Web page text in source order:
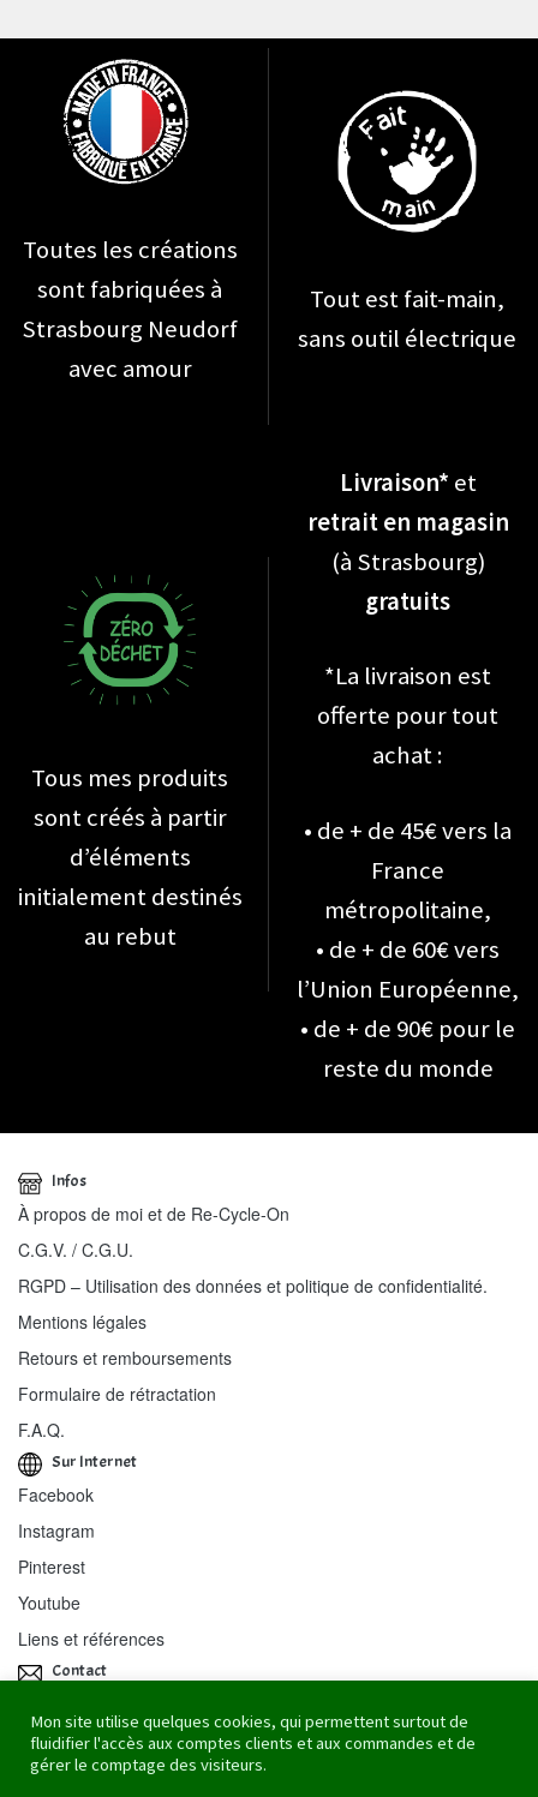
Toutes les créations
sont fabriquées à
Strasbourg Neudorf
avec amour
Tout est fait-main,
sans outil électrique
Tous mes produits
sont créés à partir
d’éléments
initialement destinés
au rebut
Livraison* et
retrait en magasin
(à Strasbourg)
gratuits
*La livraison est
offerte pour tout
achat :
• de + de 45€ vers la
France
métropolitaine,
• de + de 60€ vers
l’Union Européenne,
• de + de 90€ pour le
reste du monde
Infos
À propos de moi et de Re-Cycle-On
C.G.V. / C.G.U.
RGPD – Utilisation des données et politique de confidentialité.
Mentions légales
Retours et remboursements
Formulaire de rétractation
F.A.Q.
Sur Internet
Facebook
Instagram
Pinterest
Youtube
Liens et références
Contact
43 rue des Mouettes
Mon site utilise quelques cookies, qui permettent surtout de
fluidifier l'accès aux comptes clients et aux commandes et de
gérer le comptage des visiteurs.